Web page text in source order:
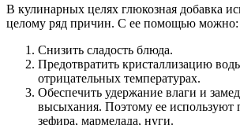
В кулинарных целях глюкозная добавка
целому ряд причин. С ее помощью можно:
Снизить сладость блюда.
Предотвратить кристаллизацию
отрицательных температурах.
Обеспечить удержание влаги и
высыхания. Поэтому ее используют
зефира, мармелада, нуги.